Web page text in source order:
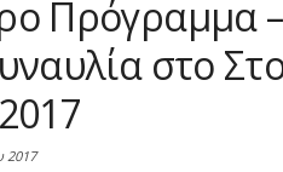
Πρόγραμμα
στο
2017